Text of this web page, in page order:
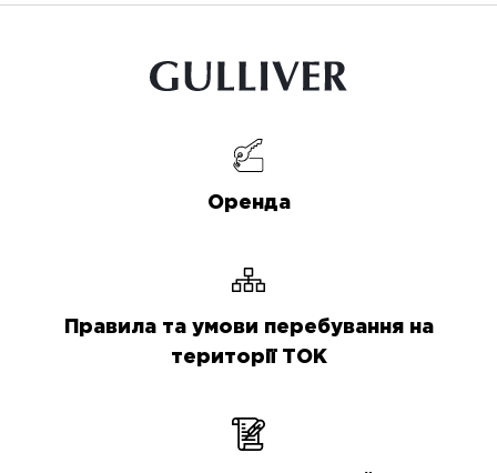
Оренда
Правила та умови перебування на
території ТОК